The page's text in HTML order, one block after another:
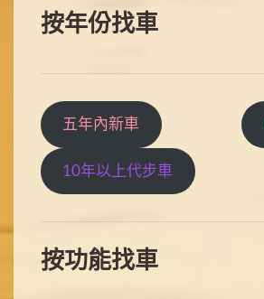
按年份找車
五年內新車
10年以上代步車
按功能找車